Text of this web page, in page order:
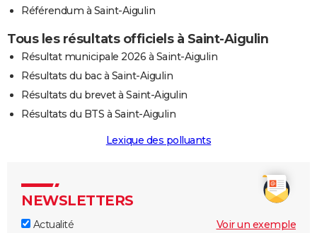
Référendum à Saint-Aigulin
Tous les résultats officiels à Saint-Aigulin
Résultat municipale 2026 à Saint-Aigulin
Résultats du bac à Saint-Aigulin
Résultats du brevet à Saint-Aigulin
Résultats du BTS à Saint-Aigulin
Lexique des polluants
NEWSLETTERS
Actualité
Voir un exemple